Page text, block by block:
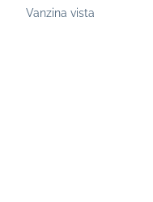
Vanzina vista